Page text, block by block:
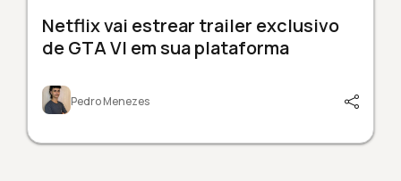
Netflix vai estrear trailer exclusivo
de GTA VI em sua plataforma
Pedro Menezes